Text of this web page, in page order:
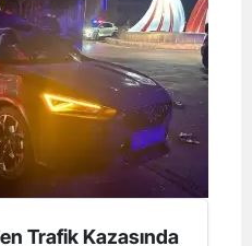
Trafik Kazasında